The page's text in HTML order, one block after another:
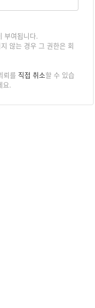
부여됩니다.
않는 경우 그 권한은 회
뢰를 직접 취소할 수 있습
요.